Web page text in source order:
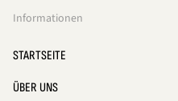
Informationen
STARTSEITE
ÜBER UNS